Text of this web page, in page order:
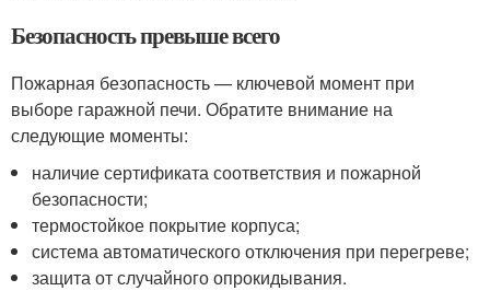
Безопасность превыше всего
Пожарная безопасность — ключевой момент при
выборе гаражной печи. Обратите внимание на
следующие моменты:
наличие сертификата соответствия и пожарной
безопасности;
термостойкое покрытие корпуса;
система автоматического отключения при перегреве;
защита от случайного опрокидывания.